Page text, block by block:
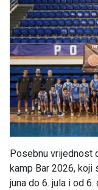
Posebnu vrijednost
kamp Bar 2026, koji
juna do 6. jula i od